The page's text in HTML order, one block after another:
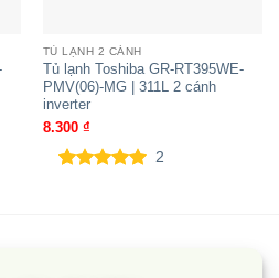
TỦ LẠNH 2 CÁNH
Tủ lạnh Toshiba GR-RT395WE-
PMV(06)-MG | 311L 2 cánh
inverter
8.300 ₫
2